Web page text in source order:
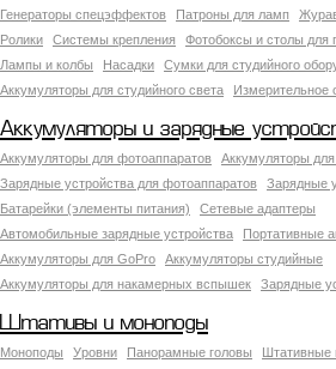
Генераторы спецэффектов
Патроны для ламп
Ролики
Системы крепления
Фотобоксы и столы для
Лампы и колбы
Насадки
Сумки для студийного
Аккумуляторы для студийного света
Измерительное
Аккумуляторы и зарядные
Аккумуляторы для фотоаппаратов
Аккумуляторы
Зарядные устройства для фотоаппаратов
Зарядные
Батарейки (элементы питания)
Сетевые адаптеры
Автомобильные зарядные устройства
Портативные
Аккумуляторы для GoPro
Аккумуляторы студийные
Аккумуляторы для накамерных вспышек
Зарядные
Штативы и моноподы
Моноподы Уровни Панорамные головы Штативные